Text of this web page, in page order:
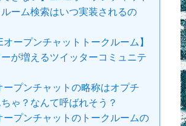
ーム検索はいつ実装されるの
オープンチャットトークルーム】
が増えるツイッターコミュニテ
ープンチャットの略称はオプチ
ゃ？なんて呼ばれそう？
ープンチャットのトークルームの